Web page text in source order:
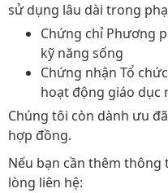
sử dụng lâu dài trong
Chứng chỉ Phương
kỹ năng sống
Chứng nhận Tổ
hoạt động giáo dục
Chúng tôi còn dành ưu
hợp đồng.
Nếu bạn cần thêm thông
lòng liên hệ: